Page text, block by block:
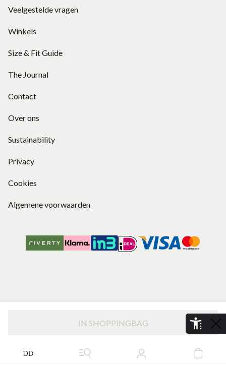
IN SHOPPINGBAG
Veelgestelde vragen
Winkels
Size & Fit Guide
The Journal
Contact
Over ons
Sustainability
Privacy
Cookies
Algemene voorwaarden